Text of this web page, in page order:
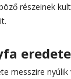
részeinek
eredete
messzire nyúlik